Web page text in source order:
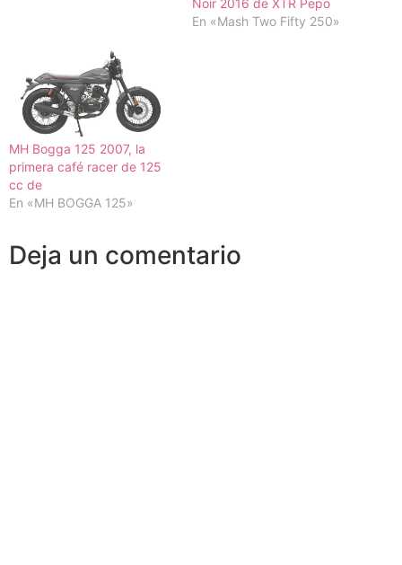
Noir 2016 de XTR Pepo
En «Mash Two Fifty 250»
MH Bogga 125 2007, la
primera café racer de 125
cc de
En «MH BOGGA 125»
Deja un comentario